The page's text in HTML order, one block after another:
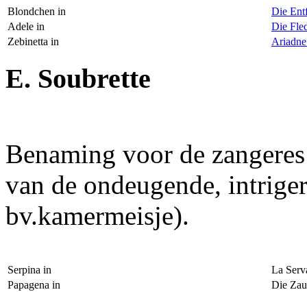
Blondchen in
Die
Adele in
Die
Zebinetta in
E. Soubrette
Benaming voor de
van de ondeugende,
bv.kamermeisje).
Serpina in
La
Papagena in
Die